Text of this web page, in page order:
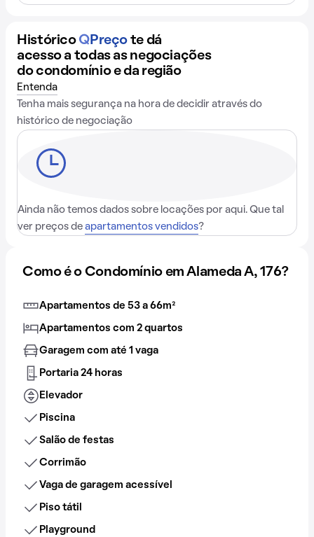
Histórico QPreço te dá
acesso a todas as negociações
do condomínio e da região
Entenda
Tenha mais segurança na hora de decidir através do
histórico de negociação
Ainda não temos dados sobre locações por aqui. Que tal
ver preços de apartamentos vendidos?
Como é o Condomínio em Alameda A, 176?
Apartamentos de 53 a 66m²
Apartamentos com 2 quartos
Garagem com até 1 vaga
Portaria 24 horas
Elevador
Piscina
Salão de festas
Corrimão
Vaga de garagem acessível
Piso tátil
Playground